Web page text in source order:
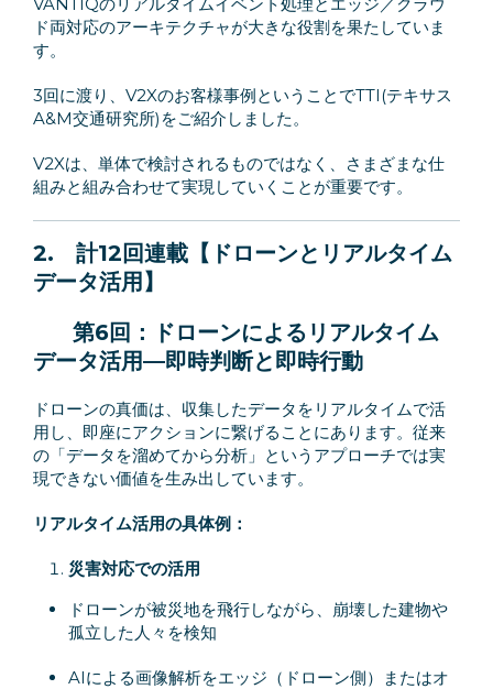
ド両対応のアーキテクチャが大きな役割を果たしていま
す。
3回に渡り、V2Xのお客様事例ということでTTI(テキサス
A&M交通研究所)をご紹介しました。
V2Xは、単体で検討されるものではなく、さまざまな仕
組みと組み合わせて実現していくことが重要です。
2. 計12回連載【ドローンとリアルタイム
データ活用】
第6回：
ドローンによるリアルタイム
データ活用—即時判断と即時行動
ドローンの真価は、収集したデータをリアルタイムで活
用し、即座にアクションに繋げることにあります。従来
の「データを溜めてから分析」というアプローチでは実
現できない価値を生み出しています。
リアルタイム活用の具体例：
災害対応での活用
ドローンが被災地を飛行しながら、崩壊した建物や
孤立した人々を検知
AIによる画像解析をエッジ（ドローン側）またはオ